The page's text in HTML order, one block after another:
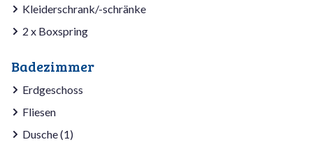
Kleiderschrank/-schränke
2 x Boxspring
Badezimmer
Erdgeschoss
Fliesen
Dusche (1)